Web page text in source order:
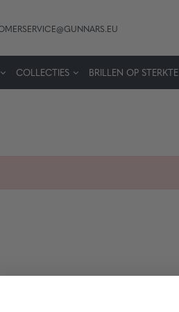
COLLECTIES BRILLEN OP STERKTE